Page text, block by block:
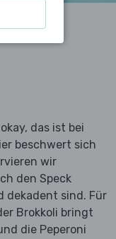
Sauce
das ist bei
beschwert sich
wir
den Speck
dekadent sind. Für
Brokkoli bringt
die Peperoni